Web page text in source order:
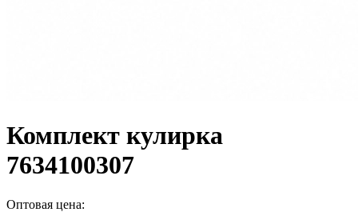
Комплект кулирка
7634100307
Оптовая цена: